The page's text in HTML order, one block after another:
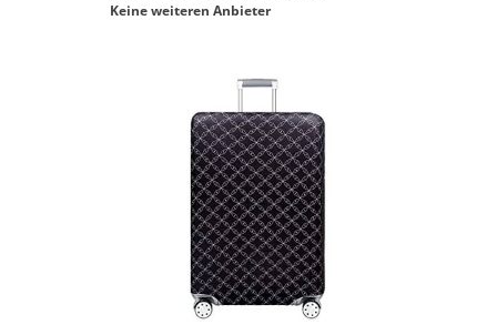
Keine weiteren Anbieter